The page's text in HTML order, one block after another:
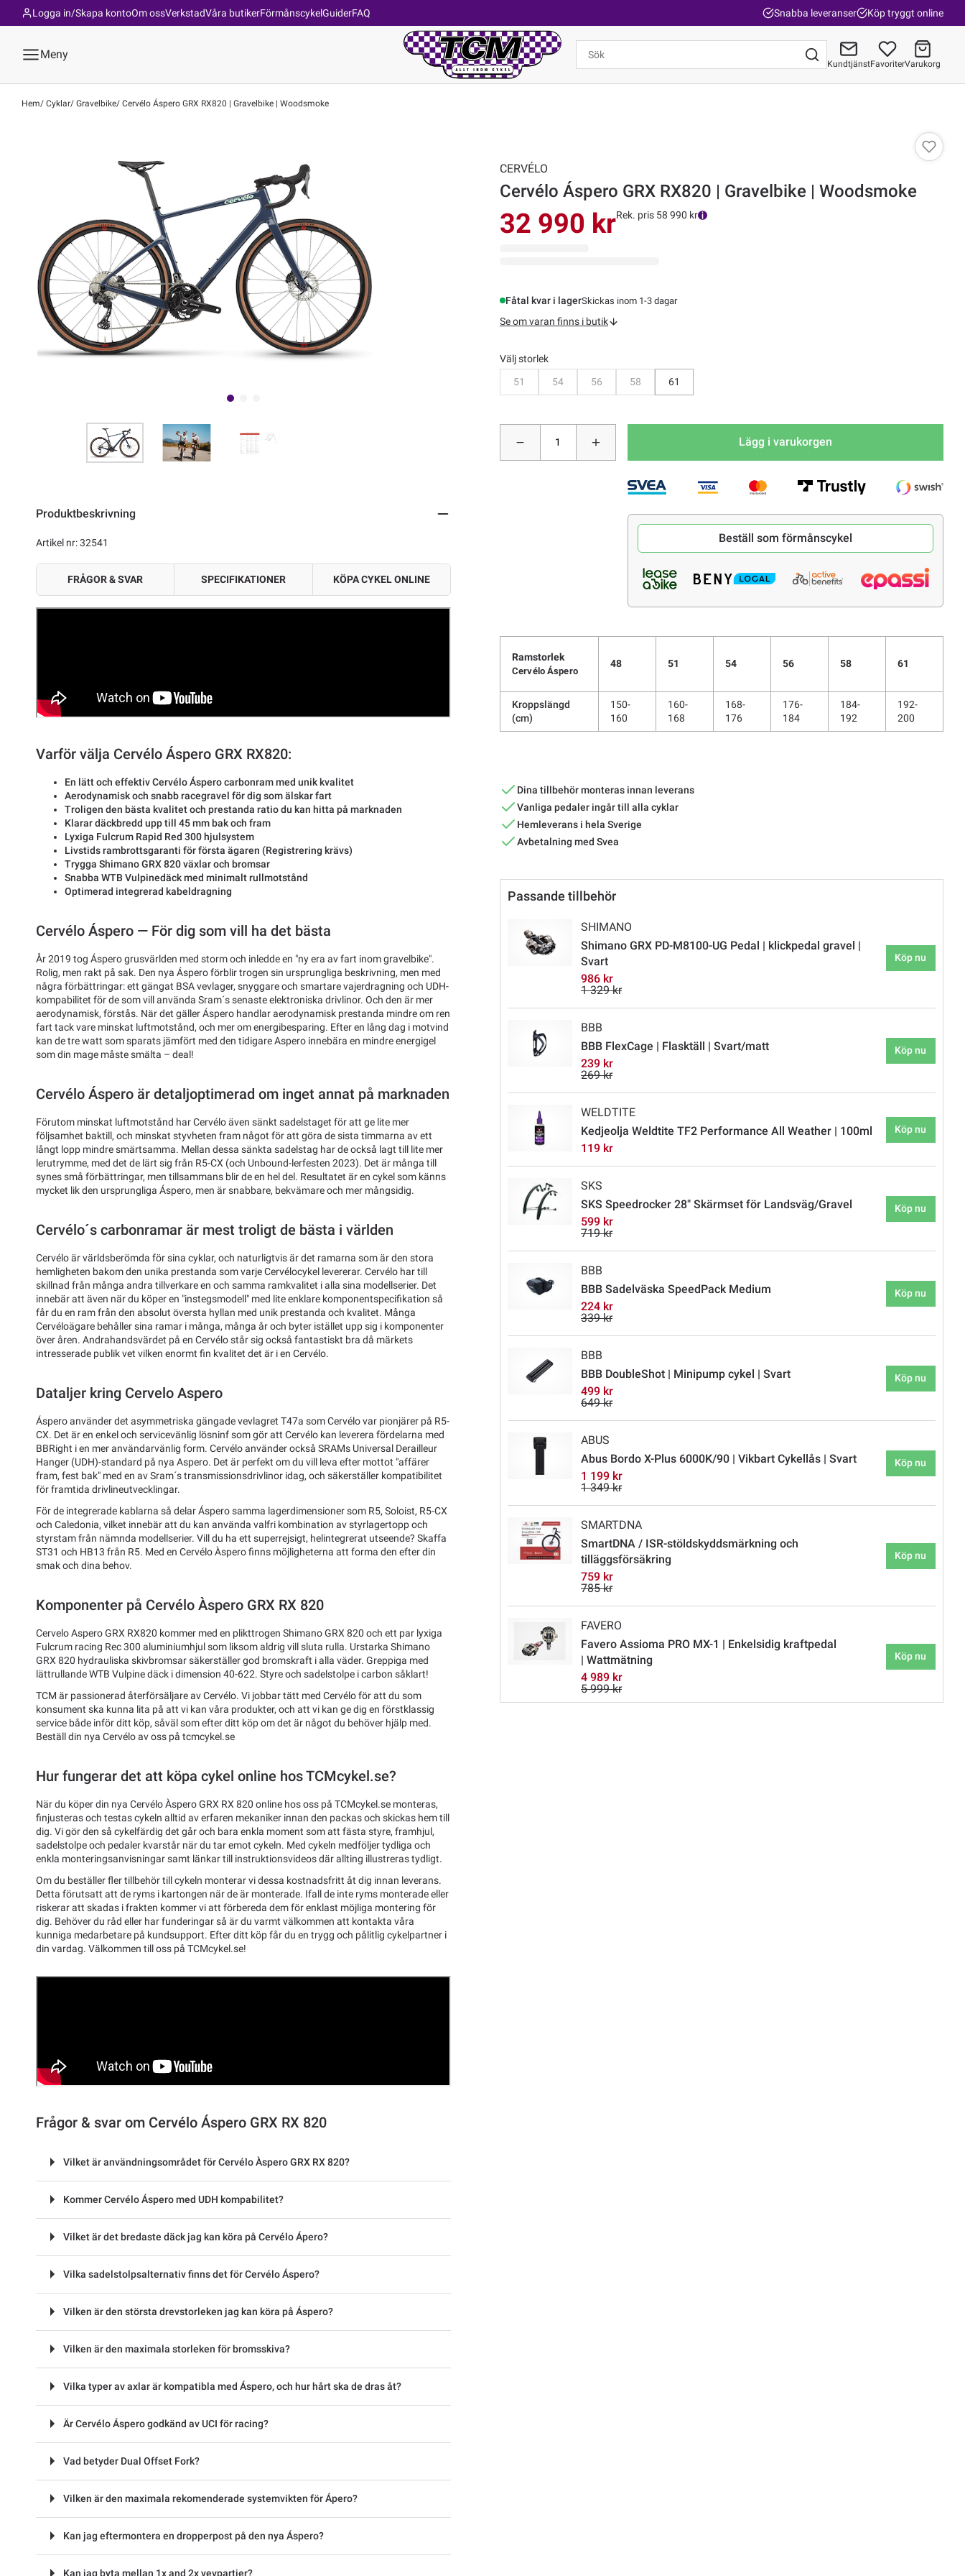
Om ossVerkstadVåra butikerFörmånscykelGuiderFAQ
Logga in/Skapa konto Snabba leveranser Köp tryggt online
Meny
KundtjänstFavoriterVarukorg
Hem Cyklar Gravelbike Cervélo Áspero GRX RX820 | Gravelbike | Woodsmoke
Produktbeskrivning
Artikel nr: 32541
FRÅGOR & SVAR SPECIFIKATIONER KÖPA CYKEL ONLINE
Varför välja Cervélo Áspero GRX RX820:
En lätt och effektiv Cervélo Áspero carbonram med unik kvalitet
Aerodynamisk och snabb racegravel för dig som älskar fart
Troligen den bästa kvalitet och prestanda ratio du kan hitta på marknaden
Klarar däckbredd upp till 45 mm bak och fram
Lyxiga Fulcrum Rapid Red 300 hjulsystem
Livstids rambrottsgaranti för första ägaren (Registrering krävs)
Trygga Shimano GRX 820 växlar och bromsar
Snabba WTB Vulpinedäck med minimalt rullmotstånd
Optimerad integrerad kabeldragning
Cervélo Áspero — För dig som vill ha det bästa
År 2019 tog Áspero grusvärlden med storm och inledde en "ny era av fart inom gravelbike".
Rolig, men rakt på sak. Den nya Áspero förblir trogen sin ursprungliga beskrivning, men med
några förbättringar: ett gängat BSA vevlager, snyggare och smartare vajerdragning och UDH-
kompabilitet för de som vill använda Sram´s senaste elektroniska drivlinor. Och den är mer
aerodynamisk, förstås. När det gäller Áspero handlar aerodynamisk prestanda mindre om ren
fart tack vare minskat luftmotstånd, och mer om energibesparing. Efter en lång dag i motvind
kan de tre watt som sparats jämfört med den tidigare Aspero innebära en mindre energigel
som din mage måste smälta – deal!
Cervélo Áspero är detaljoptimerad om inget annat på marknaden
Förutom minskat luftmotstånd har Cervélo även sänkt sadelstaget för att ge lite mer
följsamhet baktill, och minskat styvheten fram något för att göra de sista timmarna av ett
långt lopp mindre smärtsamma. Mellan dessa sänkta sadelstag har de också lagt till lite mer
lerutrymme, med det de lärt sig från R5-CX (och Unbound-lerfesten 2023). Det är många till
synes små förbättringar, men tillsammans blir de en hel del. Resultatet är en cykel som känns
mycket lik den ursprungliga Áspero, men är snabbare, bekvämare och mer mångsidig.
Cervélo´s carbonramar är mest troligt de bästa i världen
Cervélo är världsberömda för sina cyklar, och naturligtvis är det ramarna som är den stora
hemligheten bakom den unika prestanda som varje Cervélocykel levererar. Cervélo har till
skillnad från många andra tillverkare en och samma ramkvalitet i alla sina modellserier. Det
innebär att även när du köper en "instegsmodell" med lite enklare komponentspecifikation så
får du en ram från den absolut översta hyllan med unik prestanda och kvalitet. Många
Cervéloägare behåller sina ramar i många, många år och byter istället upp sig i komponenter
över åren. Andrahandsvärdet på en Cervélo står sig också fantastiskt bra då märkets
intresserade publik vet vilken enormt fin kvalitet det är i en Cervélo.
Dataljer kring Cervelo Aspero
Áspero använder det asymmetriska gängade vevlagret T47a som Cervélo var pionjärer på R5-
CX. Det är en enkel och servicevänlig lösninf som gör att Cervélo kan leverera fördelarna med
BBRight i en mer användarvänlig form. Cervélo använder också SRAMs Universal Derailleur
Hanger (UDH)-standard på nya Aspero. Det är perfekt om du vill leva efter mottot "affärer
fram, fest bak" med en av Sram´s transmissionsdrivlinor idag, och säkerställer kompatibilitet
för framtida drivlineutvecklingar.
För de integrerade kablarna så delar Áspero samma lagerdimensioner som R5, Soloist, R5-CX
och Caledonia, vilket innebär att du kan använda valfri kombination av styrlagertopp och
styrstam från nämnda modellserier. Vill du ha ett superrejsigt, helintegrerat utseende? Skaffa
ST31 och HB13 från R5. Med en Cervélo Àspero finns möjligheterna att forma den efter din
smak och dina behov.
Komponenter på Cervélo Àspero GRX RX 820
Cervelo Aspero GRX RX820 kommer med en plikttrogen Shimano GRX 820 och ett par lyxiga
Fulcrum racing Rec 300 aluminiumhjul som liksom aldrig vill sluta rulla. Urstarka Shimano
GRX 820 hydrauliska skivbromsar säkerställer god bromskraft i alla väder. Greppiga med
lättrullande WTB Vulpine däck i dimension 40-622. Styre och sadelstolpe i carbon såklart!
TCM är passionerad återförsäljare av Cervélo. Vi jobbar tätt med Cervélo för att du som
konsument ska kunna lita på att vi kan våra produkter, och att vi kan ge dig en förstklassig
service både inför ditt köp, såväl som efter ditt köp om det är något du behöver hjälp med.
Beställ din nya Cervélo av oss på tcmcykel.se
Hur fungerar det att köpa cykel online hos TCMcykel.se?
När du köper din nya Cervélo Àspero GRX RX 820 online hos oss på TCMcykel.se monteras,
finjusteras och testas cykeln alltid av erfaren mekaniker innan den packas och skickas hem till
dig. Vi gör den så cykelfärdig det går och bara enkla moment som att fästa styre, framhjul,
sadelstolpe och pedaler kvarstår när du tar emot cykeln. Med cykeln medföljer tydliga och
enkla monteringsanvisningar samt länkar till instruktionsvideos där allting illustreras tydligt.
Om du beställer fler tillbehör till cykeln monterar vi dessa kostnadsfritt åt dig innan leverans.
Detta förutsatt att de ryms i kartongen när de är monterade. Ifall de inte ryms monterade eller
riskerar att skadas i frakten kommer vi att förbereda dem för enklast möjliga montering för
dig. Behöver du råd eller har funderingar så är du varmt välkommen att kontakta våra
kunniga medarbetare på kundsupport. Efter ditt köp får du en trygg och pålitlig cykelpartner i
din vardag. Välkommen till oss på TCMcykel.se!
Frågor & svar om Cervélo Áspero GRX RX 820
Vilket är användningsområdet för Cervélo Àspero GRX RX 820?
Kommer Cervélo Áspero med UDH kompabilitet?
Vilket är det bredaste däck jag kan köra på Cervélo Ápero?
Vilka sadelstolpsalternativ finns det för Cervélo Áspero?
Vilken är den största drevstorleken jag kan köra på Áspero?
Vilken är den maximala storleken för bromsskiva?
Vilka typer av axlar är kompatibla med Áspero, och hur hårt ska de dras åt?
Är Cervélo Áspero godkänd av UCI för racing?
Vad betyder Dual Offset Fork?
Vilken är den maximala rekomenderade systemvikten för Ápero?
Kan jag eftermontera en dropperpost på den nya Áspero?
Kan jag byta mellan 1x and 2x vevpartier?
CERVÉLO
Cervélo Áspero GRX RX820 | Gravelbike | Woodsmoke
32 990 krRek. pris 58 990 kr
Fåtal kvar i lagerSkickas inom 1-3 dagar
Se om varan finns i butik
Välj storlek
51
54 56 58 61
Lägg i varukorgen
Beställ som förmånscykel
Ramstorlek
Cervélo Áspero
48 51 54 56 58 61
Kroppslängd
(cm)
150-
160
160-
168
168-
176
176-
184
184-
192
192-
200
Dina tillbehör monteras innan leverans
Vanliga pedaler ingår till alla cyklar
Hemleverans i hela Sverige
Avbetalning med Svea
Passande tillbehör
SHIMANO
Shimano GRX PD-M8100-UG Pedal | klickpedal gravel |
Svart
986 kr
1 329 kr
Köp nu
BBB
BBB FlexCage | Flasktäll | Svart/matt
239 kr
269 kr
Köp nu
WELDTITE
Kedjeolja Weldtite TF2 Performance All Weather | 100ml
119 kr
Köp nu
SKS
SKS Speedrocker 28" Skärmset för Landsväg/Gravel
599 kr
719 kr
Köp nu
BBB
BBB Sadelväska SpeedPack Medium
224 kr
339 kr
Köp nu
BBB
BBB DoubleShot | Minipump cykel | Svart
499 kr
649 kr
Köp nu
ABUS
Abus Bordo X-Plus 6000K/90 | Vikbart Cykellås | Svart
1 199 kr
1 349 kr
Köp nu
SMARTDNA
SmartDNA / ISR-stöldskyddsmärkning och
tilläggsförsäkring
759 kr
785 kr
Köp nu
FAVERO
Favero Assioma PRO MX-1 | Enkelsidig kraftpedal
| Wattmätning
4 989 kr
5 999 kr
Köp nu